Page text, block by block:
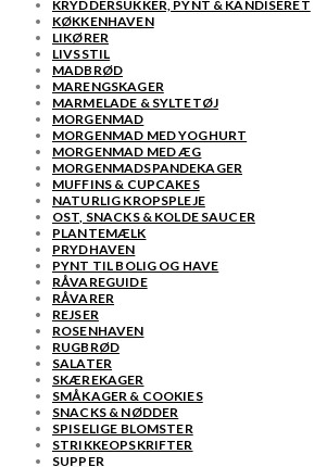
KRYDDERSUKKER, PYNT & KANDISERET
KØKKENHAVEN
LIKØRER
LIVSSTIL
MADBRØD
MARENGSKAGER
MARMELADE & SYLTETØJ
MORGENMAD
MORGENMAD MED YOGHURT
MORGENMAD MED ÆG
MORGENMADSPANDEKAGER
MUFFINS & CUPCAKES
NATURLIG KROPSPLEJE
OST, SNACKS & KOLDE SAUCER
PLANTEMÆLK
PRYDHAVEN
PYNT TIL BOLIG OG HAVE
RÅVAREGUIDE
RÅVARER
REJSER
ROSENHAVEN
RUGBRØD
SALATER
SKÆREKAGER
SMÅKAGER & COOKIES
SNACKS & NØDDER
SPISELIGE BLOMSTER
STRIKKEOPSKRIFTER
SUPPER